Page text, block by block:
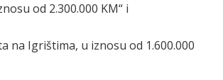
od 2.300.000 KM“ i
na Igrištima, u iznosu od 1.600.000